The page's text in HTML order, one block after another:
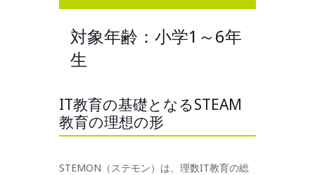
対象年齢：小学1～6年
生
IT教育の基礎となるSTEAM
教育の理想の形
STEMON（ステモン）は、理数IT教育の総